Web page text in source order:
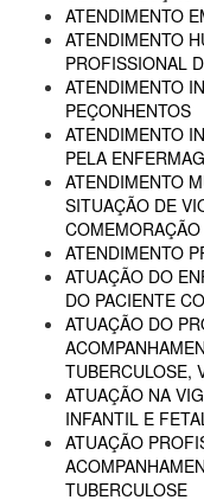
ATENDIMENTO
ATENDIMENTO
PROFISSIONAL
ATENDIMENTO
PEÇONHENTOS
ATENDIMENTO
PELA
ATENDIMENTO
SITUAÇÃO DE
ATENDIMENTO
ATUAÇÃO DO
DO PACIENTE
ATUAÇÃO DO
TUBERCULOSE,
ATUAÇÃO NA
INFANTIL E
ATUAÇÃO
TUBERCULOSE